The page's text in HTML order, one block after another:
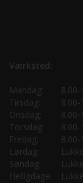
Værksted:
Mandag:
8.00-
Tirsdag:
8.00-
Onsdag:
8.00-
Torsdag:
8.00-
Fredag:
8.00-
Lørdag:
Søndag:
Helligdage: